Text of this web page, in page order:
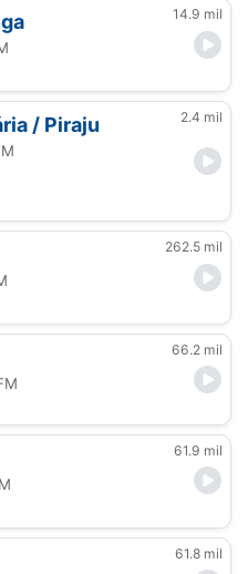
14.9 mil
/ Piraju 2.4 mil
262.5 mil
66.2 mil
61.9 mil
61.8 mil